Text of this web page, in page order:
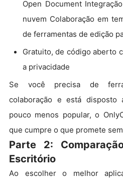
Open Document
nuvem Colaboração em
de ferramentas de edição
Gratuito, de código aberto
a privacidade
Se você precisa de
colaboração e está
pouco menos popular, o
que cumpre o que promete
Parte 2:
Escritório
Ao escolher o melhor